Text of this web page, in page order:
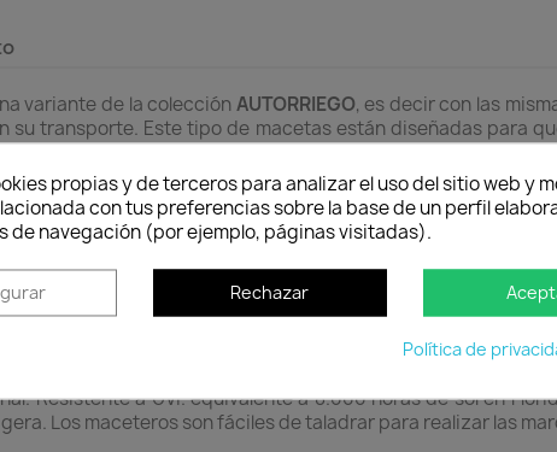
variante de la colección AUTORRIEGO, es decir con las
su transporte. Este tipo de macetas están diseñadas para
una doble pared que además de ofrecer una máxima
macetas en casa, no tiene que taladrar los precortes
plante de la manera habitual.
en el exterior, tiene que taladrar los precortes
agua sobrante podrá evacuarse al exterior y no dañará la
Resistente a UVI. equivalente a 8.000 horas de sol en
Los maceteros son fáciles de taladrar para realizar las
propias y de terceros para analizar el uso del sitio web y
con tus preferencias sobre la base de un perfil
de navegación (por ejemplo, páginas visitadas).
Rechazar
Política de